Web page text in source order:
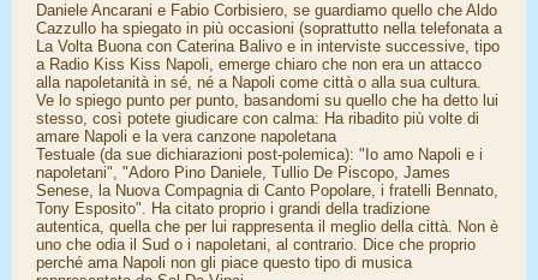
Daniele Ancarani e Fabio Corbisiero, se guardiamo quello che Aldo
Cazzullo ha spiegato in più occasioni (soprattutto nella telefonata a
La Volta Buona con Caterina Balivo e in interviste successive, tipo
a Radio Kiss Kiss Napoli, emerge chiaro che non era un attacco
alla napoletanità in sé, né a Napoli come città o alla sua cultura.
Ve lo spiego punto per punto, basandomi su quello che ha detto lui
stesso, così potete giudicare con calma: Ha ribadito più volte di
amare Napoli e la vera canzone napoletana
Testuale (da sue dichiarazioni post-polemica): "Io amo Napoli e i
napoletani", "Adoro Pino Daniele, Tullio De Piscopo, James
Senese, la Nuova Compagnia di Canto Popolare, i fratelli Bennato,
Tony Esposito". Ha citato proprio i grandi della tradizione
autentica, quella che per lui rappresenta il meglio della città. Non è
uno che odia il Sud o i napoletani, al contrario. Dice che proprio
perché ama Napoli non gli piace questo tipo di musica